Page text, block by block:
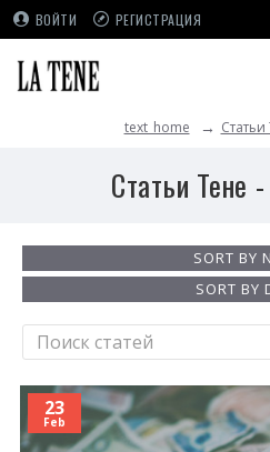
ВОЙТИ РЕГИСТРАЦИЯ
text_home
Статьи Тене
SORT BY
SORT BY
23
Feb